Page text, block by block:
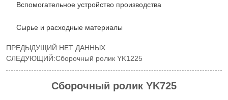
Вспомогательное устройство производства
Сырье и расходные материалы
ПРЕДЫДУЩИЙ:НЕТ ДАННЫХ
СЛЕДУЮЩИЙ:Сборочный ролик YK1225
Сборочный ролик YK725